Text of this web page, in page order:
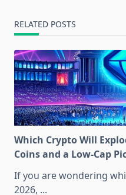
RELATED POSTS
Which Crypto Will
Coins and a Low-Cap
If you are wondering
2026, ...